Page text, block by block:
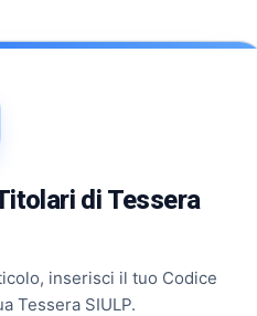
di Tessera
inserisci il tuo Codice
Tessera SIULP.